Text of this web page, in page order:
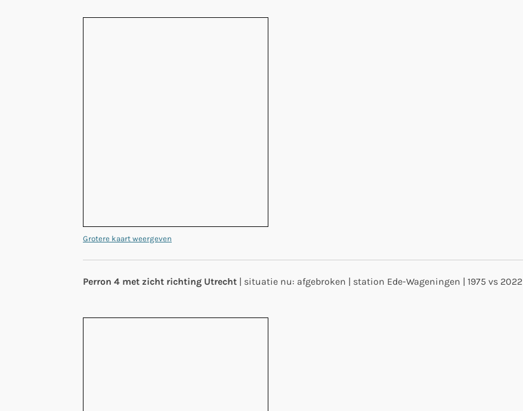
Grotere kaart weergeven
Perron 4 met zicht richting Utrecht | situatie nu: afgebroken | station Ede-Wageningen | 1975 vs 2022